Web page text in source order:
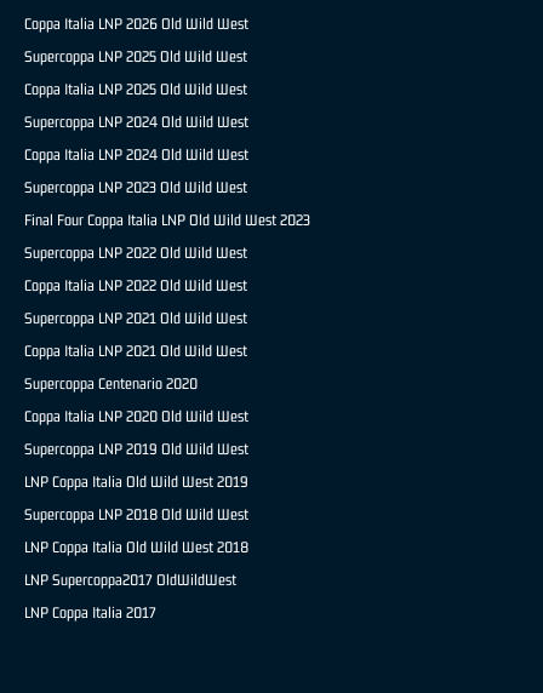
Coppa Italia LNP 2026 Old Wild West
Supercoppa LNP 2025 Old Wild West
Coppa Italia LNP 2025 Old Wild West
Supercoppa LNP 2024 Old Wild West
Coppa Italia LNP 2024 Old Wild West
Supercoppa LNP 2023 Old Wild West
Final Four Coppa Italia LNP Old Wild West 2023
Supercoppa LNP 2022 Old Wild West
Coppa Italia LNP 2022 Old Wild West
Supercoppa LNP 2021 Old Wild West
Coppa Italia LNP 2021 Old Wild West
Supercoppa Centenario 2020
Coppa Italia LNP 2020 Old Wild West
Supercoppa LNP 2019 Old Wild West
LNP Coppa Italia Old Wild West 2019
Supercoppa LNP 2018 Old Wild West
LNP Coppa Italia Old Wild West 2018
LNP Supercoppa2017 OldWildWest
LNP Coppa Italia 2017